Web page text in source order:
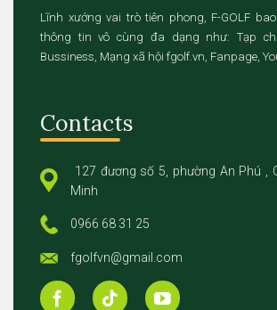
Lĩnh xướng vai trò tiên phong, F-GOLF
thông tin vô cùng đa dạng như: Tạp
Bussiness, Mạng xã hội fgolf.vn, Fanpage,
Contacts
127 đương số 5, phường An Phú ,
Minh
0966 68 31 25
fgolfvn@gmail.com